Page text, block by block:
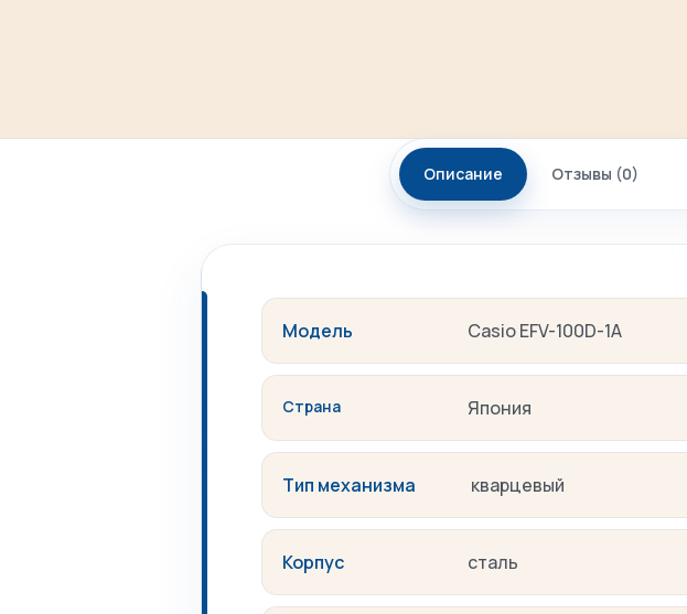
Описание Отзывы (0)
Модель Casio EFV-100D-1A
Страна Япония
Тип механизма кварцевый
Корпус сталь